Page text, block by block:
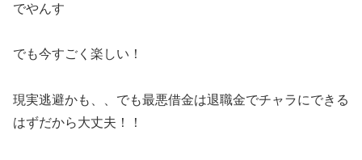
でやんす
でも今すごく楽しい！
現実逃避かも、、でも最悪借金は退職金でチャラにできる
はずだから大丈夫！！